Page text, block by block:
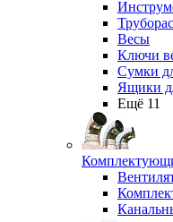
Весы
Ключи
Сумки
Ящики
Ещё 11